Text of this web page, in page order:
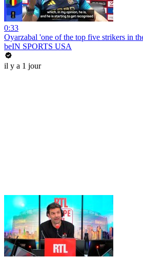
0:33
Oyarzabal 'one of the top five strikers in
beIN SPORTS USA
il y a 1 jour